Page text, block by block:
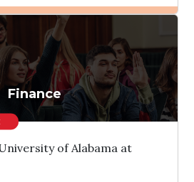
Ghi danh
Tham vấn Interlink
Finance
of Alabama at